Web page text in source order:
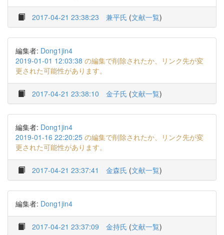
2017-04-21 23:38:23 兼平氏 (文献一覧)
編集者: Dong1jin4
2019-01-01 12:03:38 の編集で削除されたか、リンク先が変
更された可能性があります。
2017-04-21 23:38:10 金子氏 (文献一覧)
編集者: Dong1jin4
2019-01-16 22:20:25 の編集で削除されたか、リンク先が変
更された可能性があります。
2017-04-21 23:37:41 金森氏 (文献一覧)
編集者: Dong1jin4
2017-04-21 23:37:09 金持氏 (文献一覧)